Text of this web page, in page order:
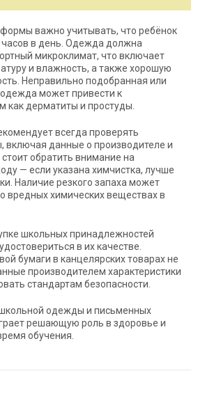
важно учитывать, что ребёнок
часов в день. Одежда должна
микроклимат, что включает
и влажность, а также хорошую
Неправильно подобранная или
может привести к
как дерматиты и простуды.
всегда проверять
включая данные о производителе и
обратить внимание на
— если указана химчистка, лучше
Наличие резкого запаха может
вредных химических веществах в
школьных принадлежностей
в их качестве.
бумаги в канцелярских товарах не
производителем характеристики
стандартам безопасности.
одежды и письменных
решающую роль в здоровье и
обучения.